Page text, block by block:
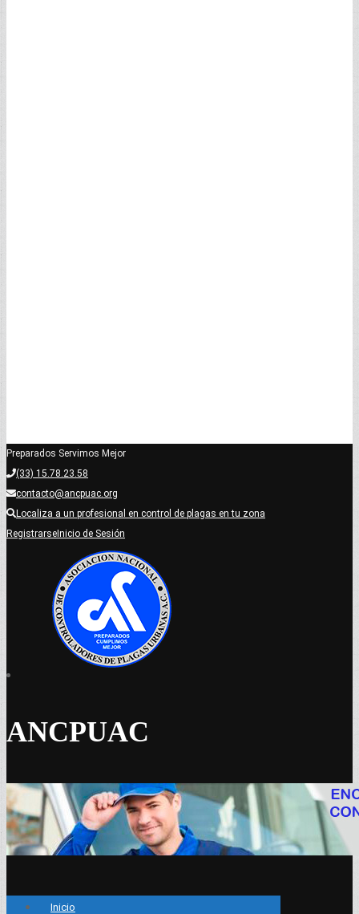
Preparados Servimos Mejor
(33) 15.78.23.58
contacto@ancpuac.org
Localiza a un profesional en control de plagas en tu zona
RegistrarseInicio de Sesión
ANCPUAC
Inicio